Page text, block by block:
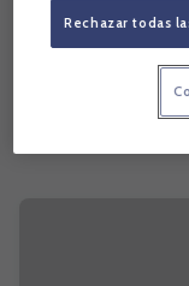
Rechazar todas